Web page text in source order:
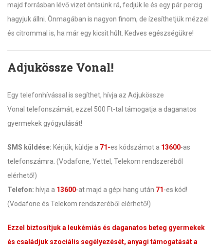
majd forrásban lévő vizet öntsünk rá, fedjük le és egy pár percig
hagyjuk állni. Önmagában is nagyon finom, de ízesíthetjük mézzel
és citrommal is, ha már egy kicsit hűlt. Kedves egészségükre!
Adjukössze Vonal!
Egy telefonhívással is segíthet, hívja az Adjukössze
Vonal telefonszámát, ezzel 500 Ft-tal támogatja a daganatos
gyermekek gyógyulását!
SMS küldése: Kérjük, küldje a 71-es kódszámot a 13600-as
telefonszámra. (Vodafone, Yettel, Telekom rendszeréből
elérhető!)
Telefon: hívja a 13600-at majd a gépi hang után 71-es kód!
(Vodafone és Telekom rendszeréből elérhető!)
Ezzel biztosítjuk a leukémiás és daganatos beteg gyermekek
és családjuk szociális segélyezését, anyagi támogatását a